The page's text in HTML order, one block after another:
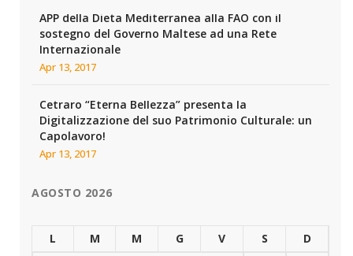
APP della Dieta Mediterranea alla FAO con il
sostegno del Governo Maltese ad una Rete
Internazionale
Apr 13, 2017
Cetraro “Eterna Bellezza” presenta la
Digitalizzazione del suo Patrimonio Culturale: un
Capolavoro!
Apr 13, 2017
AGOSTO 2026
L M M G V S
D